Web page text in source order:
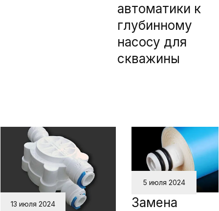
автоматики к
глубинному
насосу для
скважины
13 июля 2024
5 июля 2024
Замена